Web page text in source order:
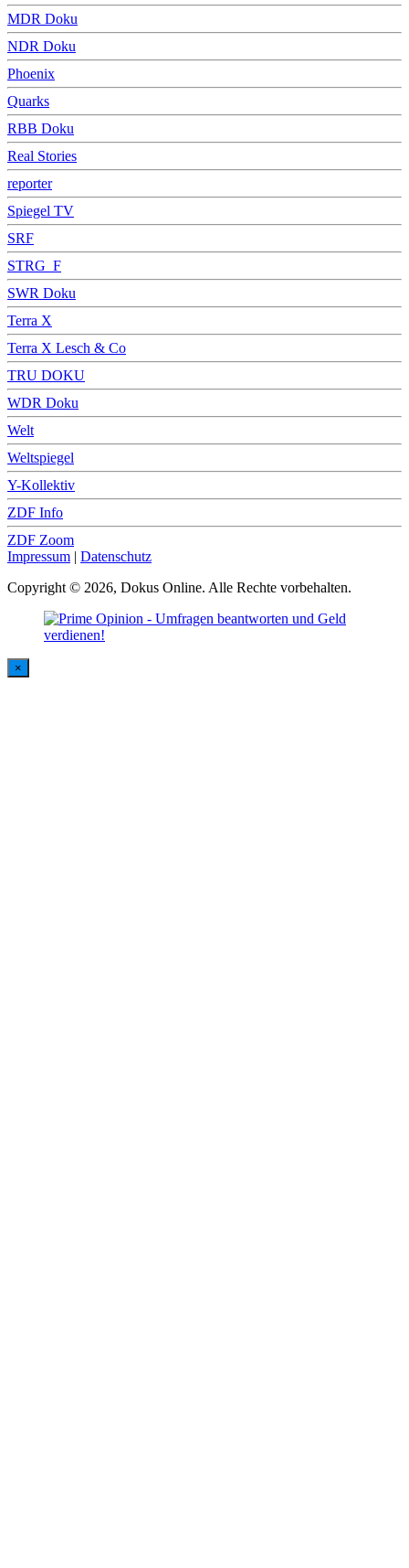
MDR Doku
NDR Doku
Phoenix
Quarks
RBB Doku
Real Stories
reporter
Spiegel TV
SRF
STRG_F
SWR Doku
Terra X
Terra X Lesch & Co
TRU DOKU
WDR Doku
Welt
Weltspiegel
Y-Kollektiv
ZDF Info
ZDF Zoom
Impressum | Datenschutz
Copyright © 2026, Dokus Online. Alle Rechte vorbehalten.
×